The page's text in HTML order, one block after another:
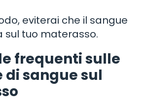
eviterai che il sangue
sul tuo materasso.
frequenti sulle
di sangue sul